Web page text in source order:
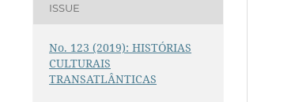
ISSUE
No. 123 (2019): HISTÓRIAS
CULTURAIS
TRANSATLÂNTICAS